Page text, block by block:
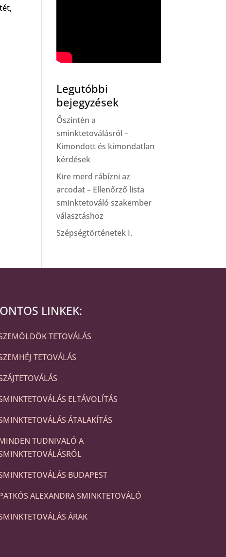
Legutóbbi
bejegyzések
Őszintén a
sminktetoválásról –
Kimondott és kimondatlan
kérdések
Kire merd rábízni az
arcodat – Ellenőrző lista
sminktetováló szakember
választáshoz
Szépségtörténetek I.
LINKEK:
TETOVÁLÁS
TETOVÁLÁS
ELTÁVOLÍTÁS
ÁTALAKÍTÁS
TUDNIVALÓ A
BUDAPEST
ALEXANDRA SMINKTETOVÁLÓ
ÁRAK